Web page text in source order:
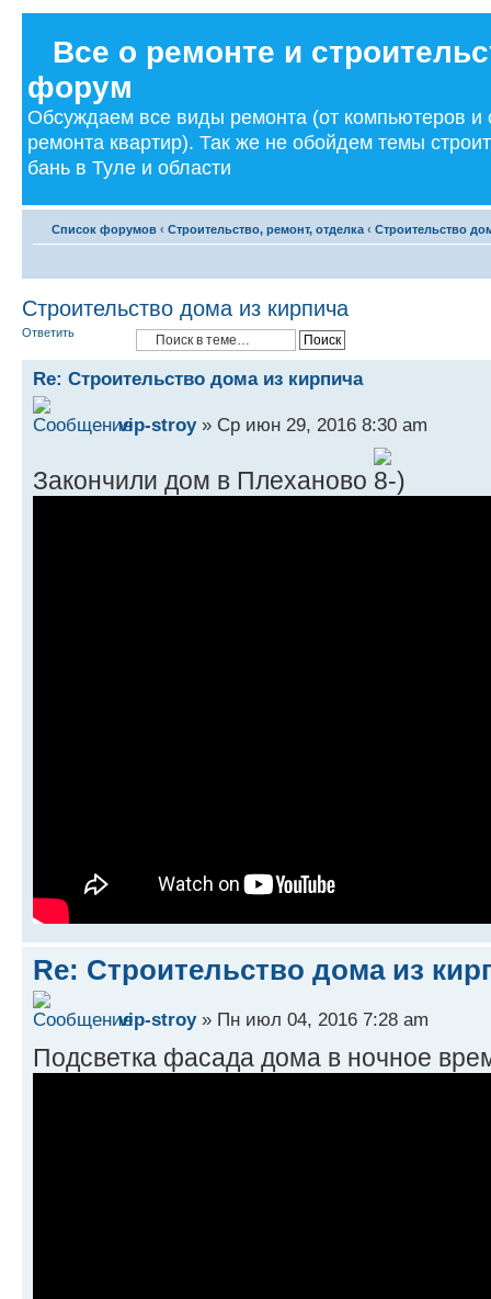
Все о ремонте и
форум
Обсуждаем все виды ремонта (от компьютеров
ремонта квартир). Так же не обойдем темы
бань в Туле и области
Список форумов ‹ Строительство, ремонт, отделка ‹ Строительство
Строительство дома из кирпича
Ответить
Re: Строительство дома из кирпича
vip-stroy» Ср июн 29, 2016 8:30 am
Закончили дом в Плеханово
Re: Строительство дома из
vip-stroy» Пн июл 04, 2016 7:28 am
Подсветка фасада дома в ночное